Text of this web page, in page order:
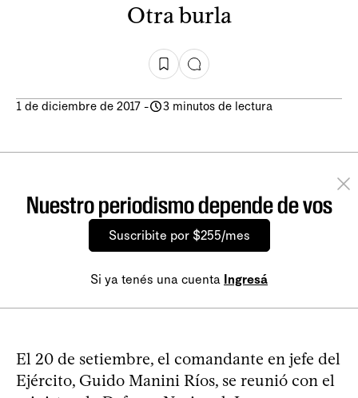
Otra burla
1 de diciembre de 2017 - 3 minutos de lectura
Nuestro periodismo depende de vos
Suscribite por $255/mes
Si ya tenés una cuenta Ingresá
El 20 de setiembre, el comandante en jefe del
Ejército, Guido Manini Ríos, se reunió con el